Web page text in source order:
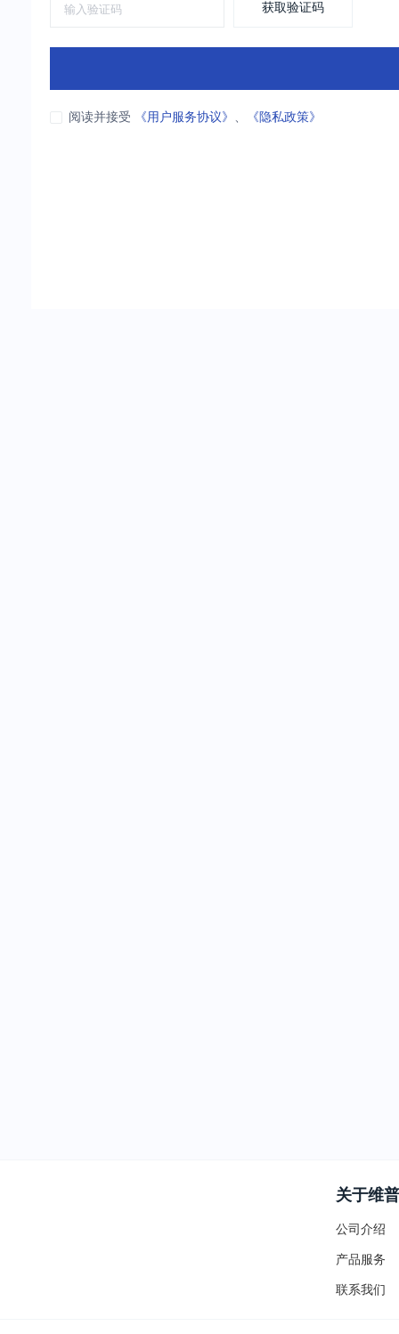
获取验证码
阅读并接受 《用户服务协议》 、 《隐私政策》
关于维普
公司介绍
产品服务
联系我们